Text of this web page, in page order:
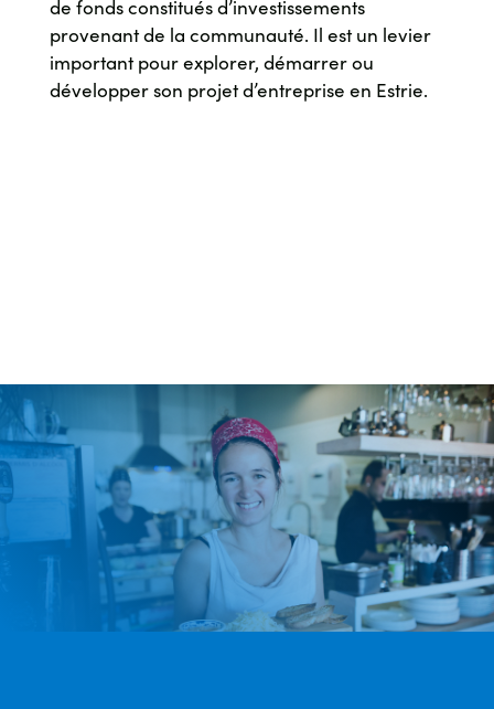
de fonds constitués d’investissements
provenant de la communauté. Il est un levier
important pour explorer, démarrer ou
développer son projet d’entreprise en Estrie.